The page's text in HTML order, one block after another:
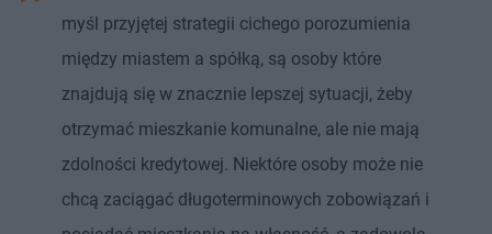
myśl przyjętej strategii cichego porozumienia
między miastem a spółką, są osoby które
znajdują się w znacznie lepszej sytuacji, żeby
otrzymać mieszkanie komunalne, ale nie mają
zdolności kredytowej. Niektóre osoby może nie
chcą zaciągać długoterminowych zobowiązań i